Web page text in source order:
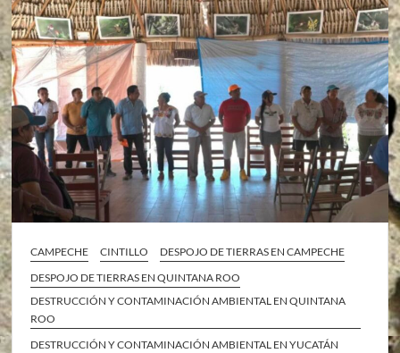
CAMPECHE CINTILLO
DESPOJO DE TIERRAS EN CAMPECHE
DESPOJO DE TIERRAS EN QUINTANA ROO
DESTRUCCIÓN Y CONTAMINACIÓN AMBIENTAL EN QUINTANA
ROO
DESTRUCCIÓN Y CONTAMINACIÓN AMBIENTAL EN YUCATÁN